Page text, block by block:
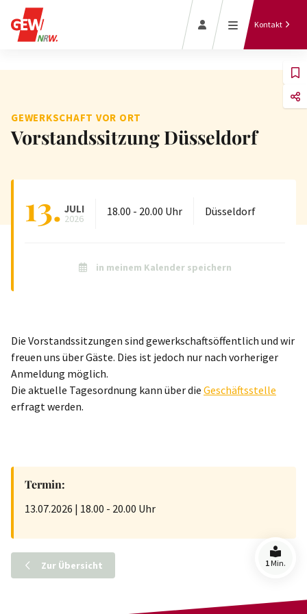
Kontakt
Kontakt &
Unsere
Mitglied
Termine in
NRW
Team der GEW
NRW
GEWERKSCHAFT VOR ORT
Vorstandssitzung Düsseldorf
13. JULI
2026
18.00 - 20.00 Uhr Düsseldorf
in meinem Kalender speichern
1 Min.
Die Vorstandssitzungen sind gewerkschaftsöffentlich und wir
freuen uns über Gäste. Dies ist jedoch nur nach vorheriger
Anmeldung möglich.
Die aktuelle Tagesordnung kann über die Geschäftsstelle
erfragt werden.
Termin:
13.07.2026 | 18.00 - 20.00 Uhr
Zur Übersicht